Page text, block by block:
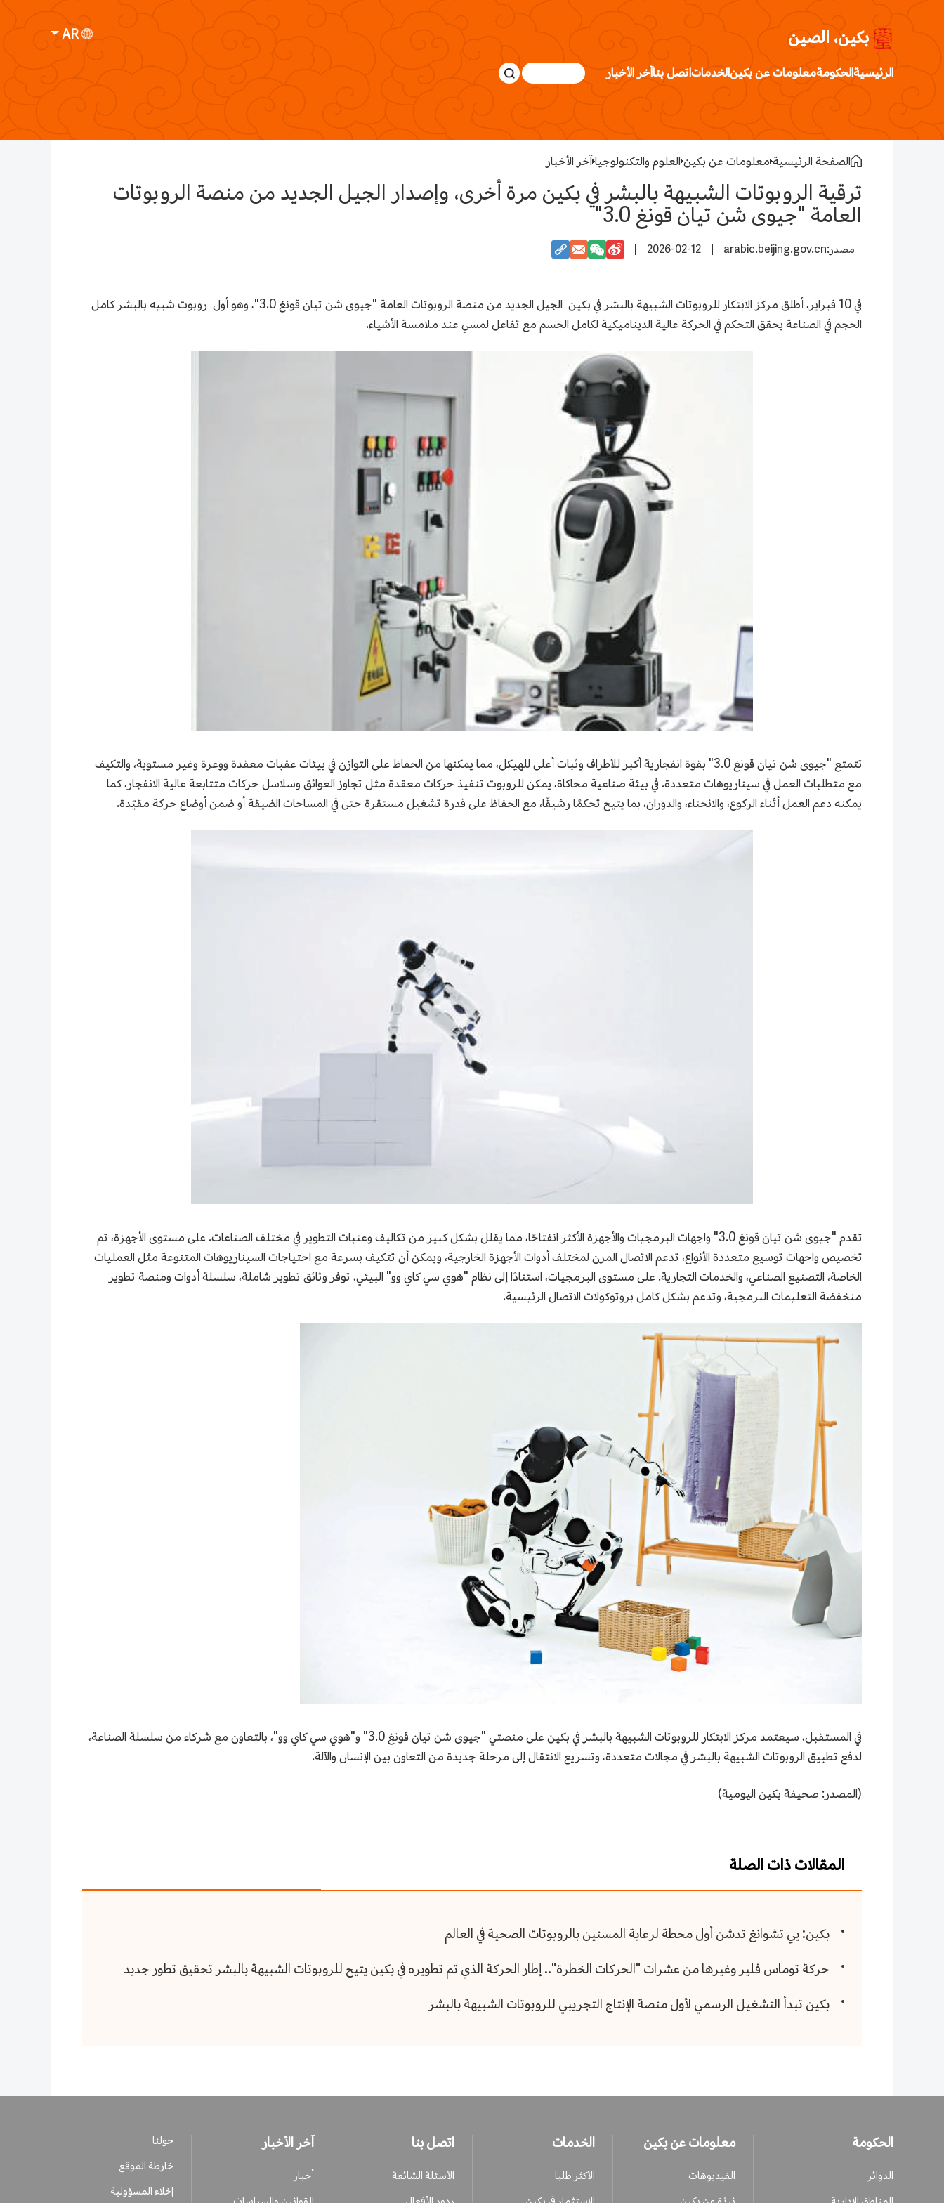
بكين، الصين AR
الرئيسيةالحكومةمعلومات عن بكينالخدماتاتصل بناآخر الأخبار
الصفحة الرئيسية معلومات عن بكين العلوم والتكنولوجياآخر الأخبار
ترقية الروبوتات الشبيهة بالبشر في بكين مرة أخرى، وإصدار الجيل الجديد من منصة الروبوتات
العامة "جيوى شن تيان قونغ 3.0"
arabic.beijing.gov.cn
2026-02-12
في 10 فبراير، أطلق مركز الابتكار للروبوتات الشبيهة بالبشر في بكين الجيل الجديد من منصة الروبوتات العامة "جيوى شن تيان قونغ 3.0"، وهو أول روبوت شبيه بالبشر كامل
الحجم في الصناعة يحقق التحكم في الحركة عالية الديناميكية لكامل الجسم مع تفاعل لمسي عند ملامسة الأشياء.
تتمتع "جيوى شن تيان قونغ 3.0" بقوة انفجارية أكبر للأطراف وثبات أعلى للهيكل، مما يمكنها من الحفاظ على التوازن في بيئات عقبات معقدة ووعرة وغير مستوية، والتكيف
مع متطلبات العمل في سيناريوهات متعددة. في بيئة صناعية محاكاة، يمكن للروبوت تنفيذ حركات معقدة مثل تجاوز العوائق وسلاسل حركات متتابعة عالية الانفجار، كما
يمكنه دعم العمل أثناء الركوع، والانحناء، والدوران، بما يتيح تحكمًا رشيقًا، مع الحفاظ على قدرة تشغيل مستقرة حتى في المساحات الضيقة أو ضمن أوضاع حركة مقيّدة.
تقدم "جيوى شن تيان قونغ 3.0" واجهات البرمجيات والأجهزة الأكثر انفتاحًا، مما يقلل بشكل كبير من تكاليف وعتبات التطوير في مختلف الصناعات. على مستوى الأجهزة، تم
تخصيص واجهات توسيع متعددة الأنواع، تدعم الاتصال المرن لمختلف أدوات الأجهزة الخارجية، ويمكن أن تتكيف بسرعة مع احتياجات السيناريوهات المتنوعة مثل العمليات
الخاصة، التصنيع الصناعي، والخدمات التجارية. على مستوى البرمجيات، استنادًا إلى نظام "هوي سي كاي وو" البيئي، توفر وثائق تطوير شاملة، سلسلة أدوات ومنصة تطوير
منخفضة التعليمات البرمجية، وتدعم بشكل كامل بروتوكولات الاتصال الرئيسية.
في المستقبل، سيعتمد مركز الابتكار للروبوتات الشبيهة بالبشر في بكين على منصتي "جيوى شن تيان قونغ 3.0" و"هوي سي كاي وو"، بالتعاون مع شركاء من سلسلة الصناعة،
لدفع تطبيق الروبوتات الشبيهة بالبشر في مجالات متعددة، وتسريع الانتقال إلى مرحلة جديدة من التعاون بين الإنسان والآلة.
(المصدر: صحيفة بكين اليومية)
المقالات ذات الصلة
بكين: يي تشوانغ تدشن أول محطة لرعاية المسنين بالروبوتات الصحية في العالم
حركة توماس فلير وغيرها من عشرات "الحركات الخطرة".. إطار الحركة الذي تم تطويره في بكين يتيح للروبوتات الشبيهة بالبشر تحقيق تطور جديد
بكين تبدأ التشغيل الرسمي لأول منصة الإنتاج التجريبي للروبوتات الشبيهة بالبشر
الحكومة
الدوائر
معلومات عن بكين
الفيديوهات
الخدمات
الأكثر طلبا
اتصل بنا
الأسئلة الشائعة
آخر الأخبار
أخبار
حولنا
خارطة الموقع
إخلاء المسؤولية